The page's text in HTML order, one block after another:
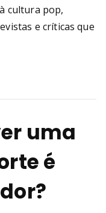
cultura pop,
e críticas que
uma
é